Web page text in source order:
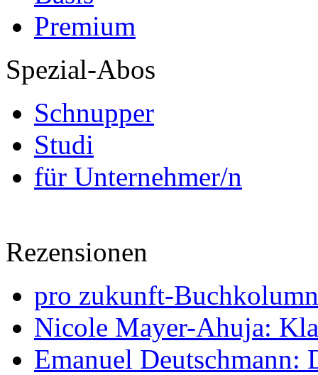
Premium
Spezial-Abos
Schnupper
Studi
für Unternehmer/n
Rezensionen
pro zukunft-
Nicole Mayer-Ahuja:
Emanuel Deutschmann: